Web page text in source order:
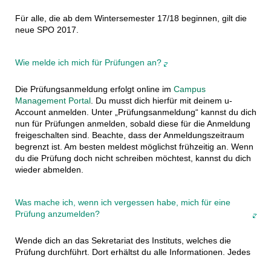
Für alle, die ab dem Wintersemester 17/18 beginnen, gilt die
neue SPO 2017.
Wie melde ich mich für Prüfungen an?
Die Prüfungsanmeldung erfolgt online im Campus
Management Portal. Du musst dich hierfür mit deinem u-
Account anmelden. Unter „Prüfungsanmeldung“ kannst du dich
nun für Prüfungen anmelden, sobald diese für die Anmeldung
freigeschalten sind. Beachte, dass der Anmeldungszeitraum
begrenzt ist. Am besten meldest möglichst frühzeitig an. Wenn
du die Prüfung doch nicht schreiben möchtest, kannst du dich
wieder abmelden.
Was mache ich, wenn ich vergessen habe, mich für eine
Prüfung anzumelden?
Wende dich an das Sekretariat des Instituts, welches die
Prüfung durchführt. Dort erhältst du alle Informationen. Jedes